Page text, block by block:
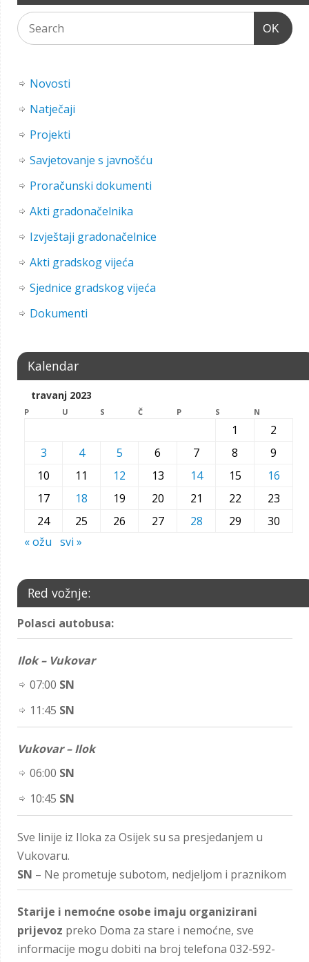
OK
Novosti
Natječaji
Projekti
Savjetovanje s javnošću
Proračunski dokumenti
Akti gradonačelnika
Izvještaji gradonačelnice
Akti gradskog vijeća
Sjednice gradskog vijeća
Dokumenti
Kalendar
travanj 2023
P U S Č P S N
1
2
3
4 5 6 7 8
9
10
11 12 13 14 15
16
17
18 19 20 21 22
23
24
25 26 27 28 29
30
« ožu svi »
Red vožnje:
Polasci autobusa:
Ilok – Vukovar
07:00 SN
11:45 SN
Vukovar – Ilok
06:00 SN
10:45 SN
Sve linije iz Iloka za Osijek su sa presjedanjem u
Vukovaru.
SN – Ne prometuje subotom, nedjeljom i praznikom
Starije i nemoćne osobe imaju organizirani
prijevoz preko Doma za stare i nemoćne, sve
informacije mogu dobiti na broj telefona 032-592-